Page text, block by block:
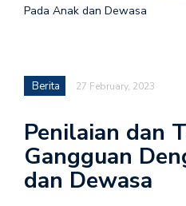
Pada Anak dan Dewasa
Berita 27 February, 2023
Penilaian dan
Gangguan
dan Dewasa